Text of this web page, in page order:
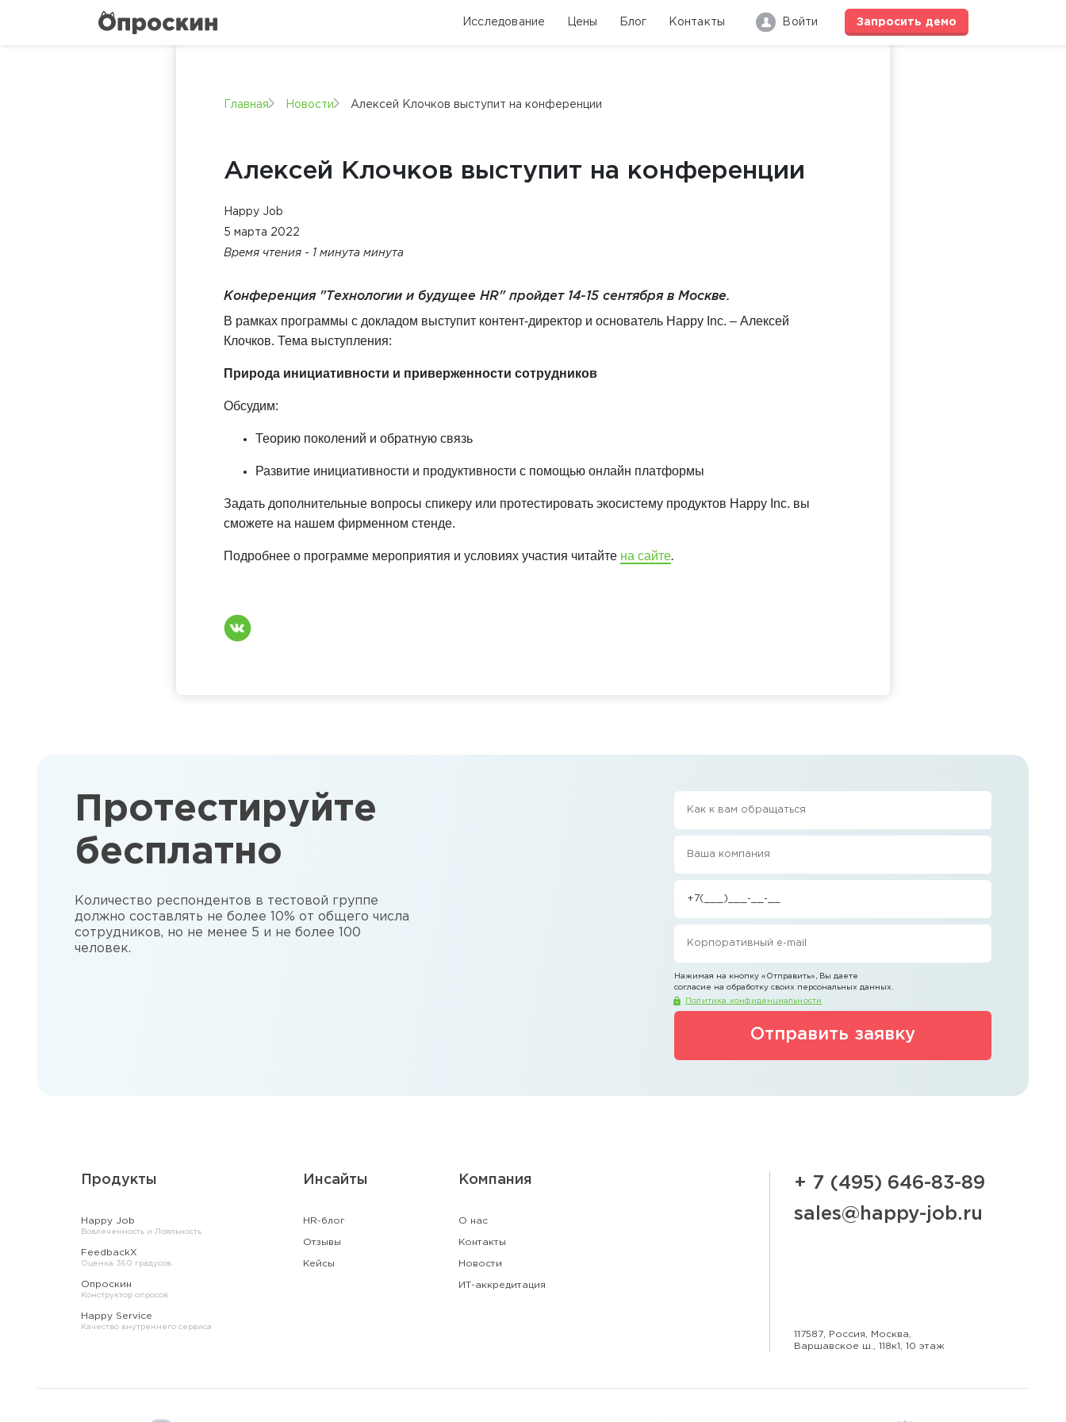
Исследование Цены Блог Контакты Войти Запросить демо
Главная Новости Алексей Клочков выступит на конференции
Алексей Клочков выступит на конференции
Happy Job
5 марта 2022
Время чтения - 1 минута минута
Конференция "Технологии и будущее HR" пройдет 14-15 сентября в Москве.
В рамках программы с докладом выступит контент-директор и основатель Happy Inc. – Алексей
Клочков. Тема выступления:
Природа инициативности и приверженности сотрудников
Обсудим:
Теорию поколений и обратную связь
Развитие инициативности и продуктивности с помощью онлайн платформы
Задать дополнительные вопросы спикеру или протестировать экосистему продуктов Happy Inc. вы
сможете на нашем фирменном стенде.
Подробнее о программе мероприятия и условиях участия читайте на сайте.
Протестируйте
бесплатно
Количество респондентов в тестовой группе
должно составлять не более 10% от общего числа
сотрудников, но не менее 5 и не более 100
человек.
Отправить заявку
Нажимая на кнопку «Отправить» , Вы даете
согласие на обработку своих персональных данных.
Политика конфиденциальности
Продукты
Happy Job
Вовлеченность и Лояльность
FeedbackX
Оценка 360 градусов
Опроскин
Конструктор опросов
Happy Service
Качество внутреннего сервиса
Инсайты
HR-блог
Отзывы
Кейсы
Компания
О нас
Контакты
Новости
ИТ-аккредитация
+ 7 (495) 646-83-89
sales@happy-job.ru
117587, Россия, Москва,
Варшавское ш., 118к1, 10 этаж